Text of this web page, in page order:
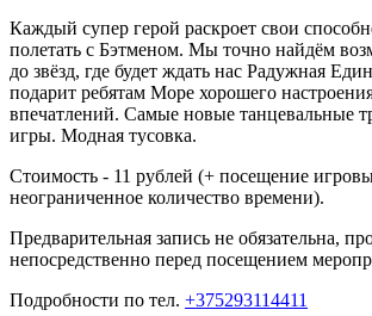
Каждый супер герой раскроет свои
полетать с Бэтменом. Мы точно найдём
до звёзд, где будет ждать нас Радужная
подарит ребятам Море хорошего
впечатлений. Самые новые танцевальные
игры. Модная тусовка.
Стоимость - 11 рублей (+ посещение
неограниченное количество времени).
Предварительная запись не обязательна,
непосредственно перед посещением
Подробности по тел. +375293114411